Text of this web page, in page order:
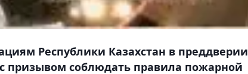
Республики Казахстан в преддверии
призывом соблюдать правила пожарной